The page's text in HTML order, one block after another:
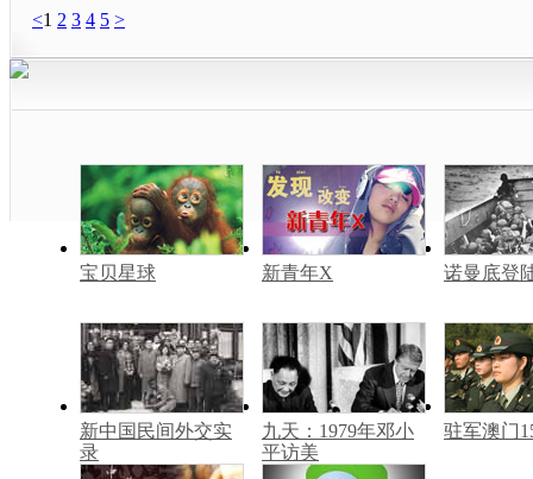
<1 2 3 4 5 >
宝贝星球 新青年X 诺曼底登
新中国民间外交实
录
九天：1979年邓小
平访美
驻军澳门